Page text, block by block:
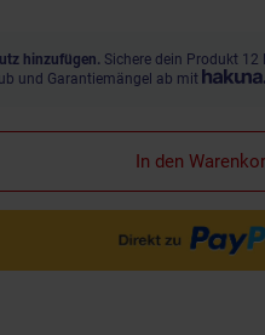
hinzufügen. Sichere dein Produkt
und Garantiemängel ab mit
In den